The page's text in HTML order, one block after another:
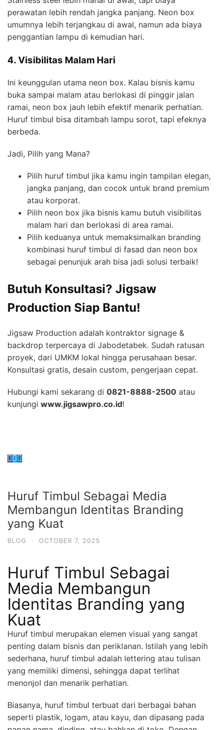
perawatan lebih rendah jangka panjang. Neon box
umumnya lebih terjangkau di awal, namun ada biaya
penggantian lampu di kemudian hari.
4. Visibilitas Malam Hari
Ini keunggulan utama neon box. Kalau bisnis kamu
buka sampai malam atau berlokasi di pinggir jalan
ramai, neon box jauh lebih efektif menarik perhatian.
Huruf timbul bisa ditambah lampu sorot, tapi efeknya
berbeda.
Jadi, Pilih yang Mana?
Pilih huruf timbul jika kamu ingin tampilan elegan,
jangka panjang, dan cocok untuk brand premium
atau korporat.
Pilih neon box jika bisnis kamu butuh visibilitas
malam hari dan berlokasi di area ramai.
Pilih keduanya untuk memaksimalkan branding
kombinasi huruf timbul di fasad dan neon box
sebagai penunjuk arah bisa jadi solusi terbaik!
Butuh Konsultasi? Jigsaw
Production Siap Bantu!
Jigsaw Production adalah kontraktor signage &
backdrop terpercaya di Jabodetabek. Sudah ratusan
proyek, dari UMKM lokal hingga perusahaan besar.
Konsultasi gratis, desain custom, pengerjaan cepat.
Hubungi kami sekarang di 0821-8888-2500 atau
kunjungi www.jigsawpro.co.id!
Huruf Timbul Sebagai Media
Membangun Identitas Branding
yang Kuat
BLOG · OCTOBER 7, 2025
Huruf Timbul Sebagai
Media Membangun
Identitas Branding yang
Kuat
Huruf timbul merupakan elemen visual yang sangat
penting dalam bisnis dan periklanan. Istilah yang lebih
sederhana, huruf timbul adalah lettering atau tulisan
yang memiliki dimensi, sehingga dapat terlihat
menonjol dan menarik perhatian.
Biasanya, huruf timbul terbuat dari berbagai bahan
seperti plastik, logam, atau kayu, dan dipasang pada